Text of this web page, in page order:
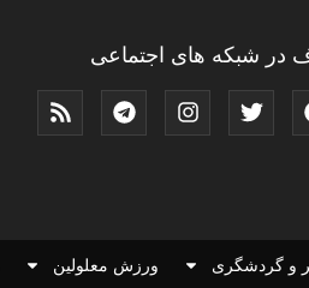
در شبکه های اجتماعی
و گردشگری ورزش معلولین